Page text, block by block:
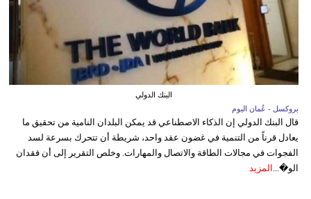
البنك الدولي
بروكسل - عُمان اليوم
قال البنك الدولي إن الذكاء الاصطناعي قد يمكن البلدان النامية من تحقيق ما
يعادل قرناً من التنمية في غضون عقد واحد، شريطة أن تتحرك بسرعة لسد
الفجوات في مجالات الطاقة والاتصال والمهارات. وخلص التقرير إلى أن فقدان
الو�... المزيد